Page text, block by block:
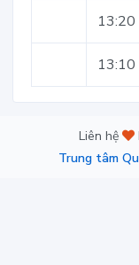
13:20
13:10
Liên hệ
Trung tâm